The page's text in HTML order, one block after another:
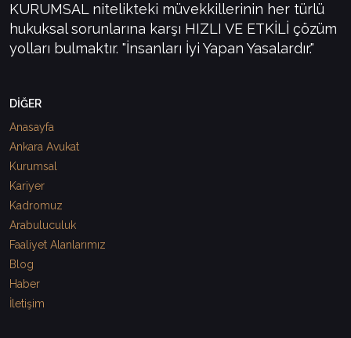
KURUMSAL nitelikteki müvekkillerinin her türlü
hukuksal sorunlarına karşı HIZLI VE ETKİLİ çözüm
yolları bulmaktır. "İnsanları İyi Yapan Yasalardır."
DİĞER
Anasayfa
Ankara Avukat
Kurumsal
Kariyer
Kadromuz
Arabuluculuk
Faaliyet Alanlarımız
Blog
Haber
İletişim